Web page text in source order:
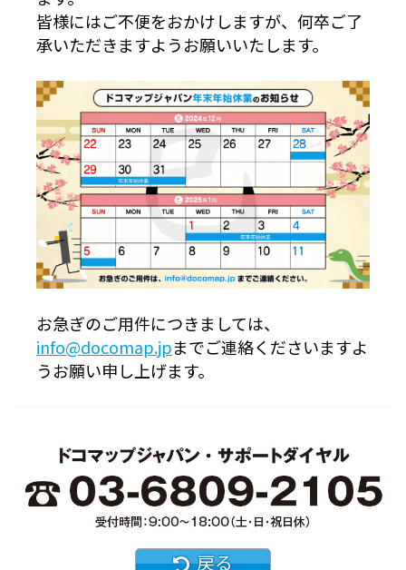
English
皆様にはご不便をおかけしますが、何卒ご了
承いただきますようお願いいたします。
お急ぎのご用件につきましては、
info@docomap.jpまでご連絡くださいますよ
うお願い申し上げます。
戻る